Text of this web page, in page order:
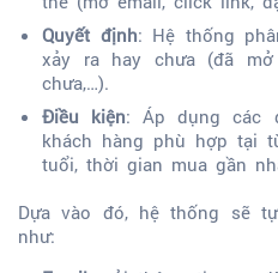
Quyết định: Hệ thống
xảy ra hay chưa (đã
chưa,…).
Điều kiện: Áp dụng các
khách hàng phù hợp tại
tuổi, thời gian mua gần
Dựa vào đó, hệ thống sẽ
như: